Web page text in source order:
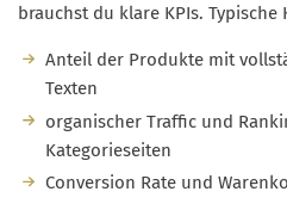
brauchst du klare KPIs. Typische
Anteil der Produkte mit
Texten
organischer Traffic und
Kategorieseiten
Conversion Rate und